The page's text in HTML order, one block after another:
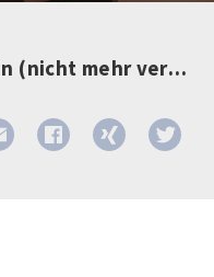
Wohnung zum Kauf in Berlin (nicht mehr verfügbar)